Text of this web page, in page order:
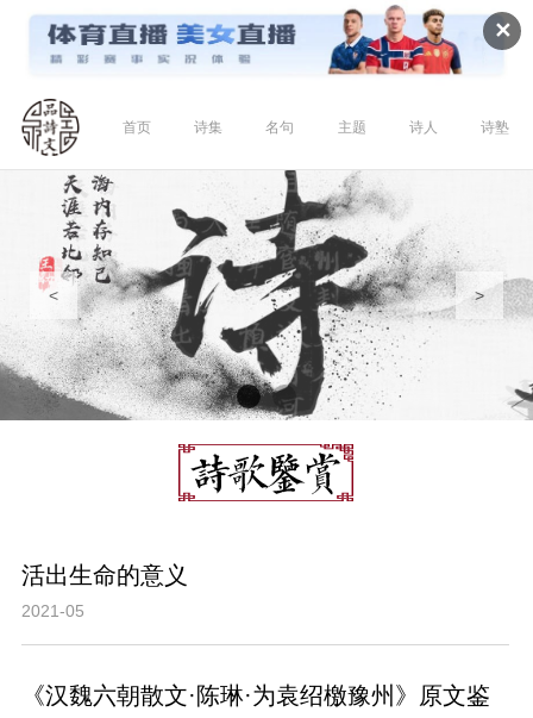
✕
首页 诗集 名句 主题 诗人 诗塾
< >
活出生命的意义
2021-05
《汉魏六朝散文·陈琳·为袁绍檄豫州》原文鉴